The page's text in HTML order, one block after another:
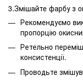
3.Змішайте фарбу з
Рекомендуємо
пропорцію
Ретельно
консистенції.
Проводьте